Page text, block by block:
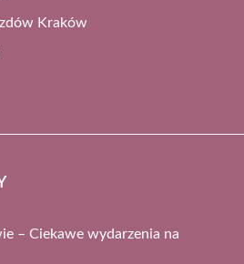
Kraków
– Ciekawe wydarzenia na